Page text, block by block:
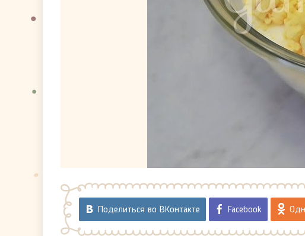
Поделиться во ВКонтакте Facebook